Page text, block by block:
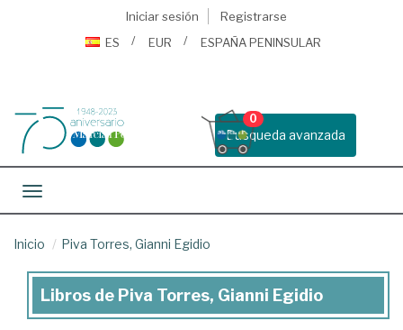
Iniciar sesión
Registrarse
ES
EUR ESPAÑA PENINSULAR
Busqueda avanzada
0
Toggle navigation
Inicio Piva Torres, Gianni Egidio
Libros
Libros de Piva Torres, Gianni Egidio